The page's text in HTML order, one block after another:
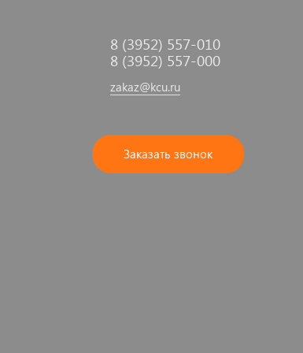
8 (3952) 557-010
8 (3952) 557-000
zakaz@kcu.ru
Заказать звонок